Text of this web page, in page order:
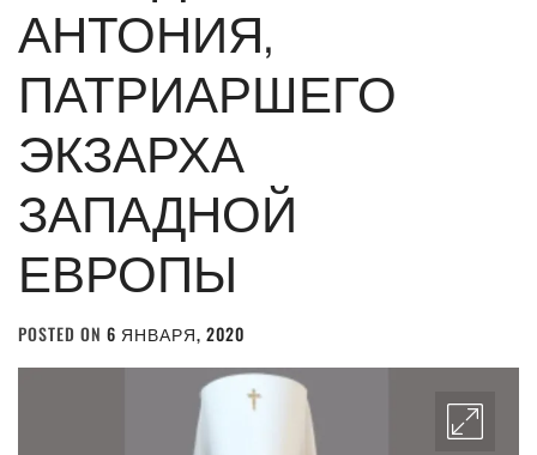
АНТОНИЯ,
ПАТРИАРШЕГО
ЭКЗАРХА
ЗАПАДНОЙ
ЕВРОПЫ
POSTED ON 6 ЯНВАРЯ, 2020